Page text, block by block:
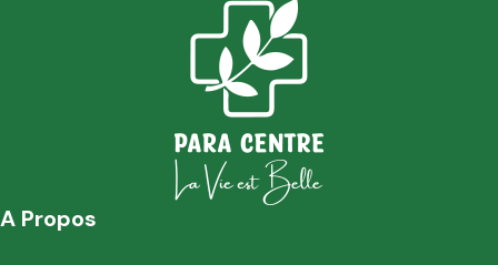
A Propos